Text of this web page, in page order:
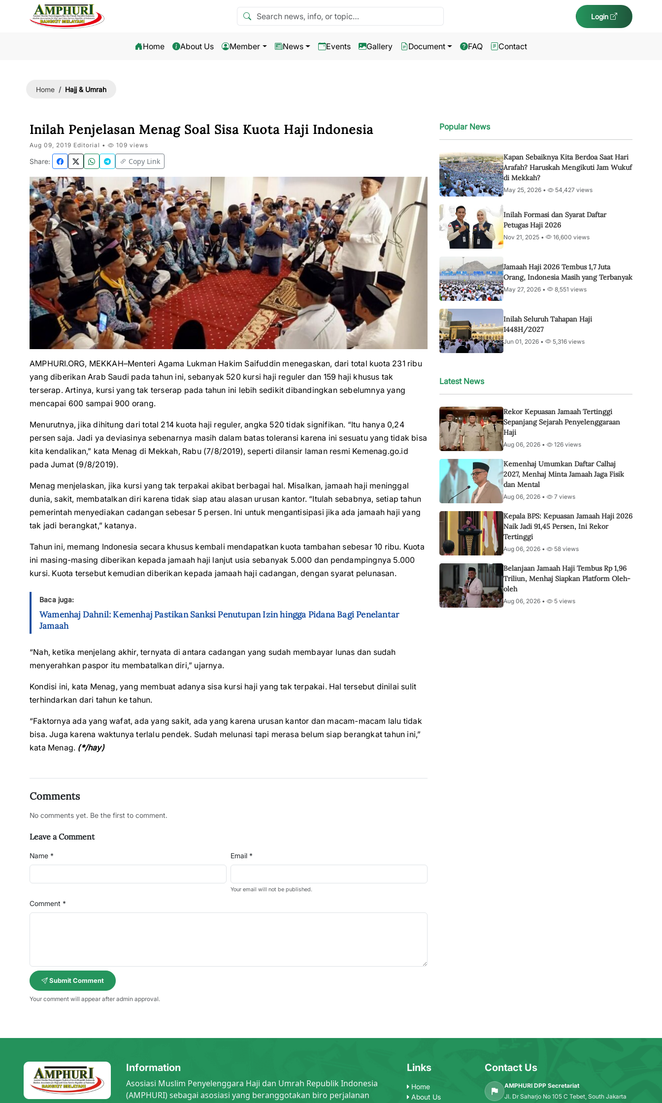
Search news Login
Home About Us Member News Events Gallery Document FAQ Contact
Home Hajj & Umrah
Inilah Penjelasan Menag Soal Sisa Kuota Haji Indonesia
Aug 09, 2019 Editorial • 109 views
Share: Copy Link
AMPHURI.ORG, MEKKAH–Menteri Agama Lukman Hakim Saifuddin menegaskan, dari total kuota 231 ribu
yang diberikan Arab Saudi pada tahun ini, sebanyak 520 kursi haji reguler dan 159 haji khusus tak
terserap. Artinya, kursi yang tak terserap pada tahun ini lebih sedikit dibandingkan sebelumnya yang
mencapai 600 sampai 900 orang.
Menurutnya, jika dihitung dari total 214 kuota haji reguler, angka 520 tidak signifikan. “Itu hanya 0,24
persen saja. Jadi ya deviasinya sebenarnya masih dalam batas toleransi karena ini sesuatu yang tidak bisa
kita kendalikan,” kata Menag di Mekkah, Rabu (7/8/2019), seperti dilansir laman resmi Kemenag.go.id
pada Jumat (9/8/2019).
Menag menjelaskan, jika kursi yang tak terpakai akibat berbagai hal. Misalkan, jamaah haji meninggal
dunia, sakit, membatalkan diri karena tidak siap atau alasan urusan kantor. “Itulah sebabnya, setiap tahun
pemerintah menyediakan cadangan sebesar 5 persen. Ini untuk mengantisipasi jika ada jamaah haji yang
tak jadi berangkat,” katanya.
Tahun ini, memang Indonesia secara khusus kembali mendapatkan kuota tambahan sebesar 10 ribu. Kuota
ini masing-masing diberikan kepada jamaah haji lanjut usia sebanyak 5.000 dan pendampingnya 5.000
kursi. Kuota tersebut kemudian diberikan kepada jamaah haji cadangan, dengan syarat pelunasan.
Baca juga:
Wamenhaj Dahnil: Kemenhaj Pastikan Sanksi Penutupan Izin hingga Pidana Bagi Penelantar
Jamaah
“Nah, ketika menjelang akhir, ternyata di antara cadangan yang sudah membayar lunas dan sudah
menyerahkan paspor itu membatalkan diri,” ujarnya.
Kondisi ini, kata Menag, yang membuat adanya sisa kursi haji yang tak terpakai. Hal tersebut dinilai sulit
terhindarkan dari tahun ke tahun.
“Faktornya ada yang wafat, ada yang sakit, ada yang karena urusan kantor dan macam-macam lalu tidak
bisa. Juga karena waktunya terlalu pendek. Sudah melunasi tapi merasa belum siap berangkat tahun ini,”
kata Menag. (*/hay)
Comments
No comments yet. Be the first to comment.
Leave a Comment
Name * Email *
Your email will not be published.
Comment *
Submit Comment
Your comment will appear after admin approval.
Popular News
Kapan Sebaiknya Kita Berdoa Saat Hari
Arafah? Haruskah Mengikuti Jam Wukuf
di Mekkah?
May 25, 2026 • 54,427 views
Inilah Formasi dan Syarat Daftar
Petugas Haji 2026
Nov 21, 2025 • 16,600 views
Jamaah Haji 2026 Tembus 1,7 Juta
Orang, Indonesia Masih yang Terbanyak
May 27, 2026 • 8,551 views
Inilah Seluruh Tahapan Haji
1448H/2027
Jun 01, 2026 • 5,316 views
Latest News
Rekor Kepuasan Jamaah Tertinggi
Sepanjang Sejarah Penyelenggaraan
Haji
Aug 06, 2026 • 126 views
Kemenhaj Umumkan Daftar Calhaj
2027, Menhaj Minta Jamaah Jaga Fisik
dan Mental
Aug 06, 2026 • 7 views
Kepala BPS: Kepuasan Jamaah Haji 2026
Naik Jadi 91,45 Persen, Ini Rekor
Tertinggi
Aug 06, 2026 • 58 views
Belanjaan Jamaah Haji Tembus Rp 1,96
Triliun, Menhaj Siapkan Platform Oleh-
oleh
Aug 06, 2026 • 5 views
Information
Asosiasi Muslim Penyelenggara Haji dan Umrah Republik Indonesia
(AMPHURI) sebagai asosiasi yang beranggotakan biro perjalanan
Links
Home
About Us
Contact Us
AMPHURI DPP Secretariat
Jl. Dr Saharjo No 105 C Tebet, South Jakarta